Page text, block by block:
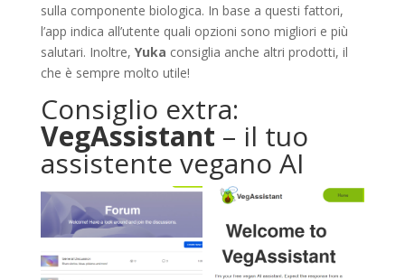
sulla componente biologica. In base a questi fattori,
l’app indica all’utente quali opzioni sono migliori e più
salutari. Inoltre, Yuka consiglia anche altri prodotti, il
che è sempre molto utile!
Consiglio extra:
VegAssistant – il tuo
assistente vegano AI